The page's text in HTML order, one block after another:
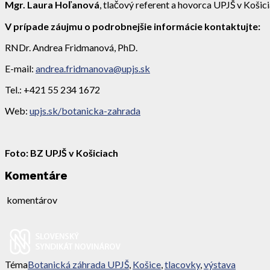
Mgr. Laura Hoľanová , tlačový referent a hovorca UPJŠ v
V prípade záujmu o podrobnejšie informácie kontaktujte:
RNDr. Andrea Fridmanová, PhD.
E-mail: andrea.fridmanova@upjs.sk
Tel.: +421 55 234 1672
Web: upjs.sk/botanicka-zahrada
Foto: BZ UPJŠ v Košiciach
Komentáre
komentárov
TémaBotanická záhrada UPJŠ, Košice,tlacovky,výstava